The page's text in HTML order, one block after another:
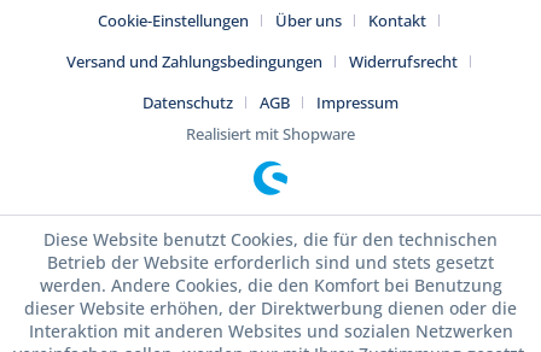
Cookie-Einstellungen Über uns
Kontakt
Versand und Zahlungsbedingungen
Widerrufsrecht
Datenschutz
AGB
Impressum
Realisiert mit Shopware
Diese Website benutzt Cookies, die für den technischen
Betrieb der Website erforderlich sind und stets gesetzt
werden. Andere Cookies, die den Komfort bei Benutzung
dieser Website erhöhen, der Direktwerbung dienen oder die
Interaktion mit anderen Websites und sozialen Netzwerken